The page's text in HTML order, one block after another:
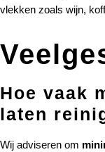
vlekken zoals wijn,
Hoe vaak
laten
Wij adviseren om